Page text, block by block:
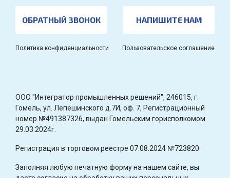
ОБРАТНЫЙ ЗВОНОК НАПИШИТЕ НАМ
Политика конфиденциальности Пользовательское соглашение
OOO "Интегратор промышленных решений", 246015, г.
Гомель, ул. Лепешинского д.7И, оф. 7, Регистрационный
номер №491387326, выдан Гомельским горисполкомом
29.03.2024г.
Регистрация в торговом реестре 07.08.2024 №723820
Заполняя любую печатную форму на нашем сайте, вы